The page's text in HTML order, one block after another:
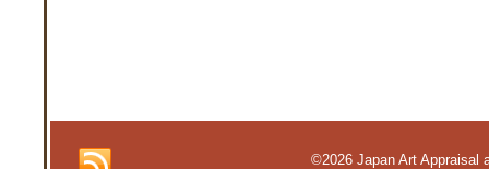
©2026 Japan Art Appraisal